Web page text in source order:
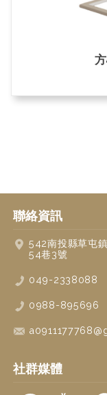
聯絡資訊
542南投縣草屯
54巷3號
049-2338088
0988-895696
社群媒體